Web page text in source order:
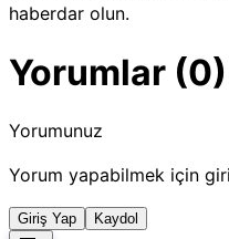
haberdar olun.
Yorumlar (0)
Yorumunuz
Yorum yapabilmek için
Giriş Yap Kaydol